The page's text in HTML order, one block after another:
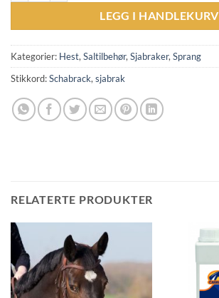
LEGG I HANDLEKURV
Kategorier: Hest, Saltilbehør, Sjabraker, Sprang
Stikkord:Schabrack, sjabrak
RELATERTE PRODUKTER